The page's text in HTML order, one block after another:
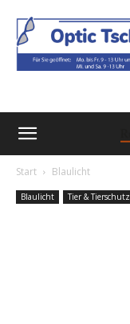
Start Blaulicht
Blaulicht Tier & Tierschutz